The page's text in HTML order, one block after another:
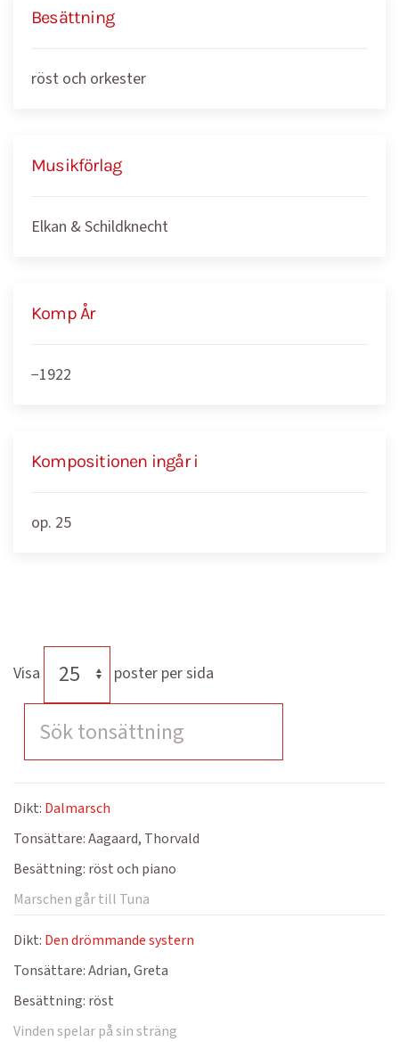
Besättning
röst och orkester
Musikförlag
Elkan & Schildknecht
Komp År
−1922
Kompositionen ingår i
op. 25
Visa poster per sida
Dikt: Dalmarsch
Tonsättare:Aagaard, Thorvald
Besättning: röst och piano
Marschen går till Tuna
Dikt: Den drömmande systern
Tonsättare:Adrian, Greta
Besättning: röst
Vinden spelar på sin sträng